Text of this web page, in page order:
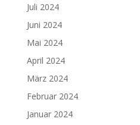
Juli 2024
Juni 2024
Mai 2024
April 2024
März 2024
Februar 2024
Januar 2024